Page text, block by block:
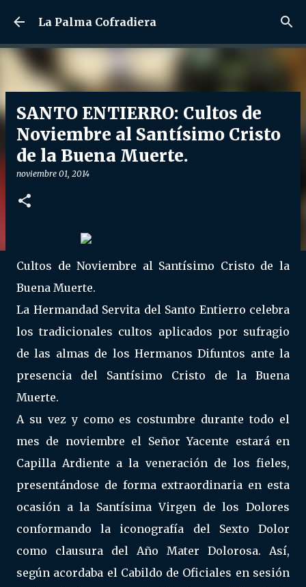
Ir al contenido principal
La Palma Cofradiera
SANTO ENTIERRO: Cultos de
Noviembre al Santísimo Cristo
de la Buena Muerte.
noviembre 01, 2014
Cultos de Noviembre al Santísimo Cristo de la
Buena Muerte.
La Hermandad Servita del Santo Entierro celebra
los tradicionales cultos aplicados por sufragio
de las almas de los Hermanos Difuntos ante la
presencia del Santísimo Cristo de la Buena
Muerte.
A su vez y como es costumbre durante todo el
mes de noviembre el Señor Yacente estará en
Capilla Ardiente a la veneración de los fieles,
presentándose de forma extraordinaria en esta
ocasión a la Santísima Virgen de los Dolores
conformando la iconografía del Sexto Dolor
como clausura del Año Mater Dolorosa. Así,
según acordaba el Cabildo de Oficiales en sesión